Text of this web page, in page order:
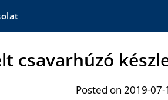
csavarhúzó
Posted on 2019-07-